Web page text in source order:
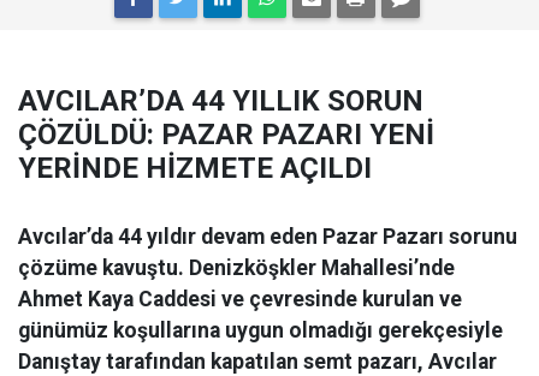
AVCILAR’DA 44 YILLIK SORUN
ÇÖZÜLDÜ: PAZAR PAZARI YENİ
YERİNDE HİZMETE AÇILDI
Avcılar’da 44 yıldır devam eden Pazar Pazarı sorunu
çözüme kavuştu. Denizköşkler Mahallesi’nde
Ahmet Kaya Caddesi ve çevresinde kurulan ve
günümüz koşullarına uygun olmadığı gerekçesiyle
Danıştay tarafından kapatılan semt pazarı, Avcılar